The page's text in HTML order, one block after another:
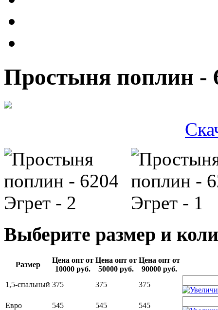
Простыня поплин -
Выберите размер и
Размер
Цена опт от
10000 руб.
Цена опт от
50000 руб.
Цена опт от
90000 руб.
1,5-спальный 375 375 375
Евро 545 545 545